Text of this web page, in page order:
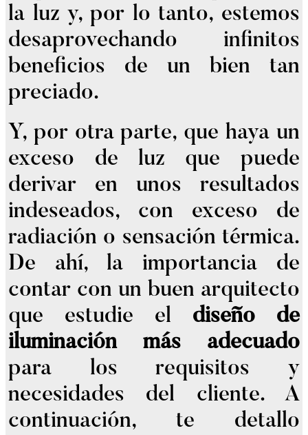
la luz y, por lo tanto, estemos
desaprovechando infinitos
beneficios de un bien tan
preciado.
Y, por otra parte, que haya un
exceso de luz que puede
derivar en unos resultados
indeseados, con exceso de
radiación o sensación térmica.
De ahí, la importancia de
contar con un buen arquitecto
que estudie el diseño de
iluminación más adecuado
para los requisitos y
necesidades del cliente. A
continuación, te detallo